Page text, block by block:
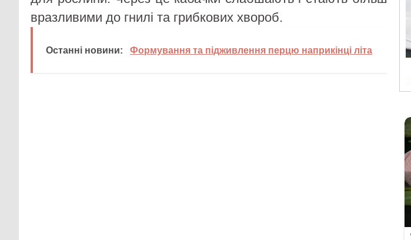
вразливими до гнилі та грибкових хвороб.
Останні новини: Формування та підживлення перцю наприкінці літа